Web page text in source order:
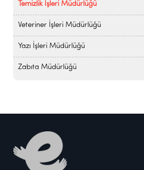
Temizlik İşleri Müdürlüğü
Veteriner İşleri Müdürlüğü
Yazı İşleri Müdürlüğü
Zabıta Müdürlüğü